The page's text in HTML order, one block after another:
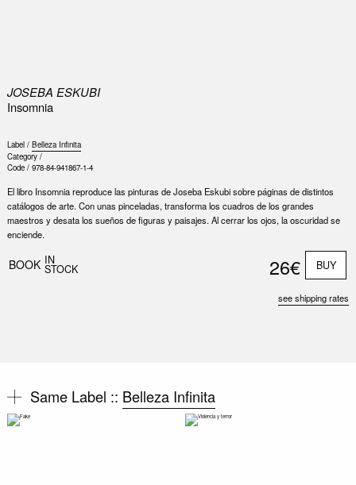
JOSEBA ESKUBI
Insomnia
Label / Belleza Infinita
Category /
Code / 978-84-941867-1-4
El libro Insomnia reproduce las pinturas de Joseba Eskubi sobre páginas de distintos
catálogos de arte. Con unas pinceladas, transforma los cuadros de los grandes
maestros y desata los sueños de figuras y paisajes. Al cerrar los ojos, la oscuridad se
enciende.
BOOK IN
STOCK 26€ BUY
see shipping rates
Same Label :: Belleza Infinita